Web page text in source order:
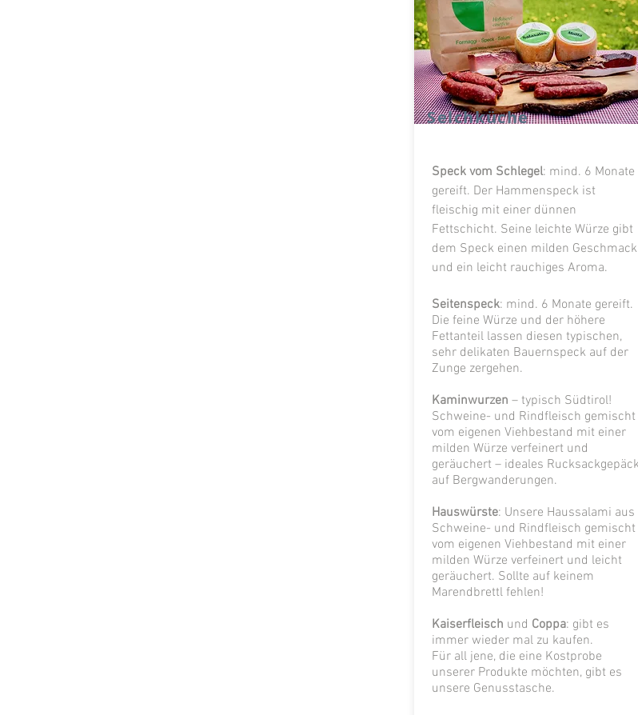
Selchküche
Speck vom Schlegel: mind. 6 Monate
gereift. Der Hammenspeck ist
fleischig mit einer dünnen
Fettschicht. Seine leichte Würze gibt
dem Speck einen milden Geschmack
und ein leicht rauchiges Aroma.
Seitenspeck: mind. 6 Monate gereift.
Die feine Würze und der höhere
Fettanteil lassen diesen typischen,
sehr delikaten Bauernspeck auf der
Zunge zergehen.
Kaminwurzen – typisch Südtirol!
Schweine- und Rindfleisch gemischt
vom eigenen Viehbestand mit einer
milden Würze verfeinert und
geräuchert – ideales Rucksackgepäck
auf Bergwanderungen.
Hauswürste: Unsere Haussalami aus
Schweine- und Rindfleisch gemischt
vom eigenen Viehbestand mit einer
milden Würze verfeinert und leicht
geräuchert. Sollte auf keinem
Marendbrettl fehlen!
Kaiserfleisch und Coppa: gibt es
immer wieder mal zu kaufen.
Für all jene, die eine Kostprobe
unserer Produkte möchten, gibt es
unsere Genusstasche.